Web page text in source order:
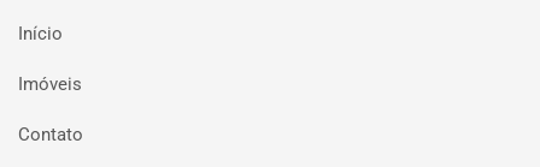
Início
Imóveis
Contato